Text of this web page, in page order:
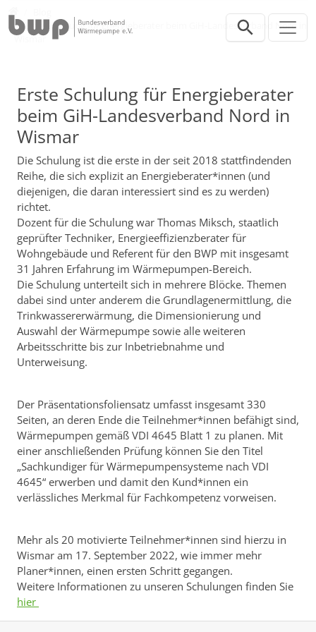
Erste Schulung für Energieberater beim GiH-Landesverband Nord in
Wismar
Erste Schulung für Energieberater
beim GiH-Landesverband Nord in
Wismar
Die Schulung ist die erste in der seit 2018 stattfindenden
Reihe, die sich explizit an Energieberater*innen (und
diejenigen, die daran interessiert sind es zu werden)
richtet.
Dozent für die Schulung war Thomas Miksch, staatlich
geprüfter Techniker, Energieeffizienzberater für
Wohngebäude und Referent für den BWP mit insgesamt
31 Jahren Erfahrung im Wärmepumpen-Bereich.
Die Schulung unterteilt sich in mehrere Blöcke. Themen
dabei sind unter anderem die Grundlagenermittlung, die
Trinkwassererwärmung, die Dimensionierung und
Auswahl der Wärmepumpe sowie alle weiteren
Arbeitsschritte bis zur Inbetriebnahme und
Unterweisung.
Der Präsentationsfoliensatz umfasst insgesamt 330
Seiten, an deren Ende die Teilnehmer*innen befähigt sind,
Wärmepumpen gemäß VDI 4645 Blatt 1 zu planen. Mit
einer anschließenden Prüfung können Sie den Titel
„Sachkundiger für Wärmepumpensysteme nach VDI
4645“ erwerben und damit den Kund*innen ein
verlässliches Merkmal für Fachkompetenz vorweisen.
Mehr als 20 motivierte Teilnehmer*innen sind hierzu in
Wismar am 17. September 2022, wie immer mehr
Planer*innen, einen ersten Schritt gegangen.
Weitere Informationen zu unseren Schulungen finden Sie
hier